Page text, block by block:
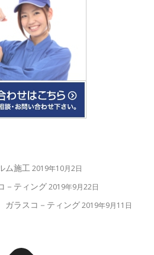
ム施工2019年10月2日
－ティング2019年9月22日
ラスコ－ティング2019年9月11日